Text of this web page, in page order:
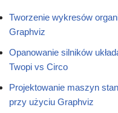
Tworzenie wykresów
Graphviz
Opanowanie silników
Twopi vs Circo
Projektowanie maszyn
przy użyciu Graphviz